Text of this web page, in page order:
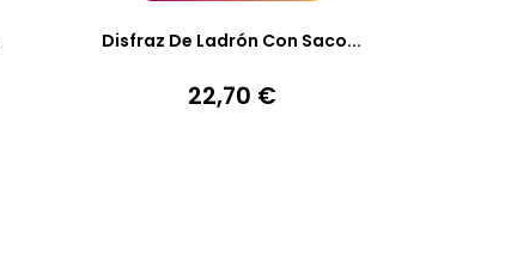
Disfraz De Ladrón Con Saco...
Precio
22,70 €